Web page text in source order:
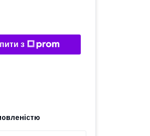
з